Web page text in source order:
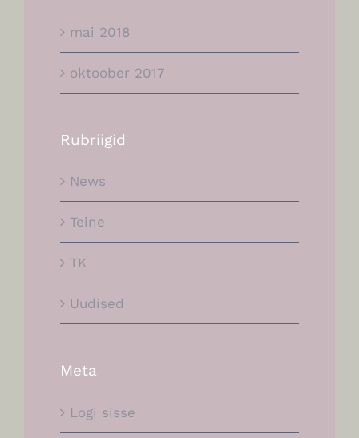
mai 2018
oktoober 2017
Rubriigid
News
Teine
TK
Uudised
Meta
Logi sisse